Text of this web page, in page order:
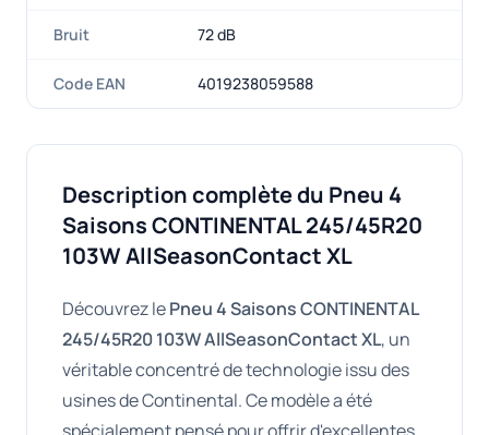
Bruit 72 dB
Code EAN 4019238059588
Description complète du Pneu 4
Saisons CONTINENTAL 245/45R20
103W AllSeasonContact XL
Découvrez lePneu 4 Saisons CONTINENTAL
245/45R20 103W AllSeasonContact XL, un
véritable concentré de technologie issu des
usines de Continental. Ce modèle a été